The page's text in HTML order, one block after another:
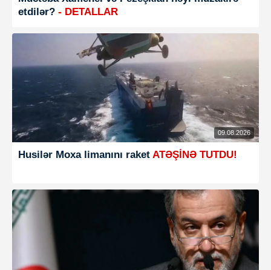
etdilər? - DETALLAR
09.08.2026
Husilər Moxa limanını raket ATƏŞİNƏ TUTDU!